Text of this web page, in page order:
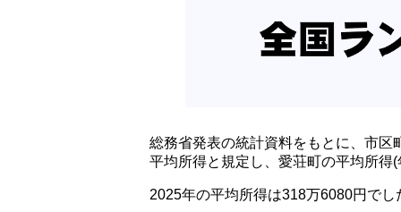
総務省発表の統計資料をもとに、市区
平均所得と規定し、愛荘町の平均所得(
2025年の平均所得は318万6080円でし